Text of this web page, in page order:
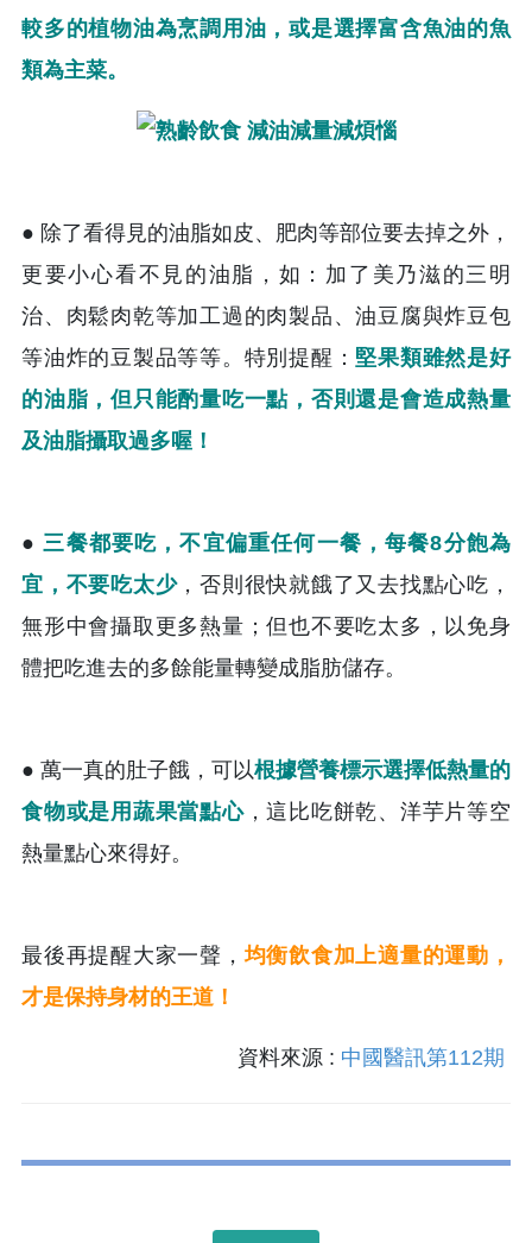
較多的植物油為烹調用油，或是選擇富含魚油的魚
類為主菜。
● 除了看得見的油脂如皮、肥肉等部位要去掉之外，
更要小心看不見的油脂，如：加了美乃滋的三明
治、肉鬆肉乾等加工過的肉製品、油豆腐與炸豆包
等油炸的豆製品等等。特別提醒： 堅果類雖然是好
的油脂，但只能酌量吃一點，否則還是會造成熱量
及油脂攝取過多喔！
● 三餐都要吃，不宜偏重任何一餐，每餐8分飽為
宜，不要吃太少，否則很快就餓了又去找點心吃，
無形中會攝取更多熱量；但也不要吃太多，以免身
體把吃進去的多餘能量轉變成脂肪儲存。
● 萬一真的肚子餓，可以根據營養標示選擇低熱量的
食物或是用蔬果當點心，這比吃餅乾、洋芋片等空
熱量點心來得好。
最後再提醒大家一聲，均衡飲食加上適量的運動，
才是保持身材的王道！
資料來源 : 中國醫訊第112期